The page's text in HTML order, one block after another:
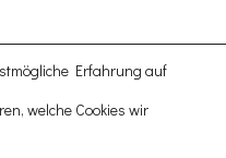
Erfahrung auf
welche Cookies wir